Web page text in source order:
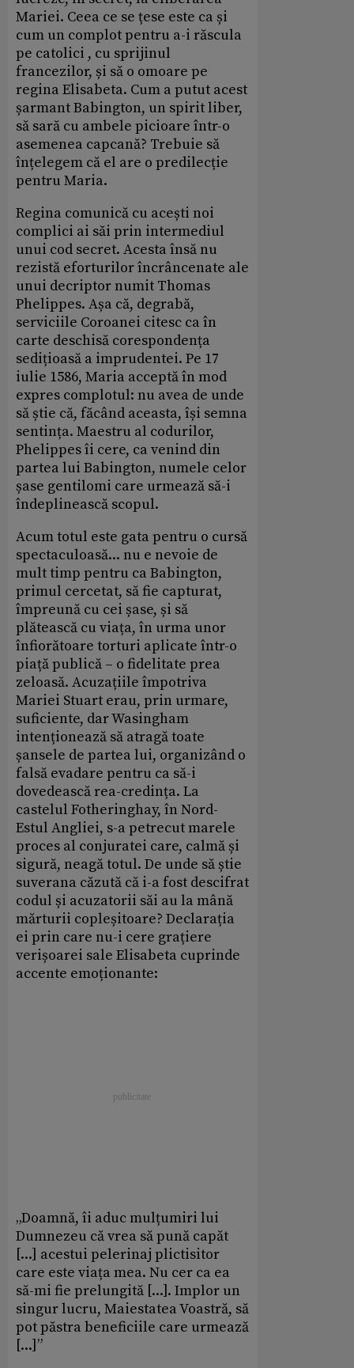
Mariei. Ceea ce se țese este ca și
cum un complot pentru a-i răscula
pe catolici , cu sprijinul
francezilor, și să o omoare pe
regina Elisabeta. Cum a putut acest
șarmant Babington, un spirit liber,
să sară cu ambele picioare într-o
asemenea capcană? Trebuie să
înțelegem că el are o predilecție
pentru Maria.
Regina comunică cu acești noi
complici ai săi prin intermediul
unui cod secret. Acesta însă nu
rezistă eforturilor încrâncenate ale
unui decriptor numit Thomas
Phelippes. Așa că, degrabă,
serviciile Coroanei citesc ca în
carte deschisă corespondența
sedițioasă a imprudentei. Pe 17
iulie 1586, Maria acceptă în mod
expres complotul: nu avea de unde
să știe că, făcând aceasta, își semna
sentința. Maestru al codurilor,
Phelippes îi cere, ca venind din
partea lui Babington, numele celor
șase gentilomi care urmează să-i
îndeplinească scopul.
Acum totul este gata pentru o cursă
spectaculoasă... nu e nevoie de
mult timp pentru ca Babington,
primul cercetat, să fie capturat,
împreună cu cei șase, și să
plătească cu viața, în urma unor
înfiorătoare torturi aplicate într-o
piață publică – o fidelitate prea
zeloasă. Acuzațiile împotriva
Mariei Stuart erau, prin urmare,
suficiente, dar Wasingham
intenționează să atragă toate
șansele de partea lui, organizând o
falsă evadare pentru ca să-i
dovedească rea-credința. La
castelul Fotheringhay, în Nord-
Estul Angliei, s-a petrecut marele
proces al conjuratei care, calmă și
sigură, neagă totul. De unde să știe
suverana căzută că i-a fost descifrat
codul și acuzatorii săi au la mână
mărturii copleșitoare? Declarația
ei prin care nu-i cere grațiere
verișoarei sale Elisabeta cuprinde
accente emoționante:
„Doamnă, îi aduc mulțumiri lui
Dumnezeu că vrea să pună capăt
[...] acestui pelerinaj plictisitor
care este viața mea. Nu cer ca ea
să-mi fie prelungită [...]. Implor un
singur lucru, Maiestatea Voastră, să
pot păstra beneficiile care urmează
[...]”